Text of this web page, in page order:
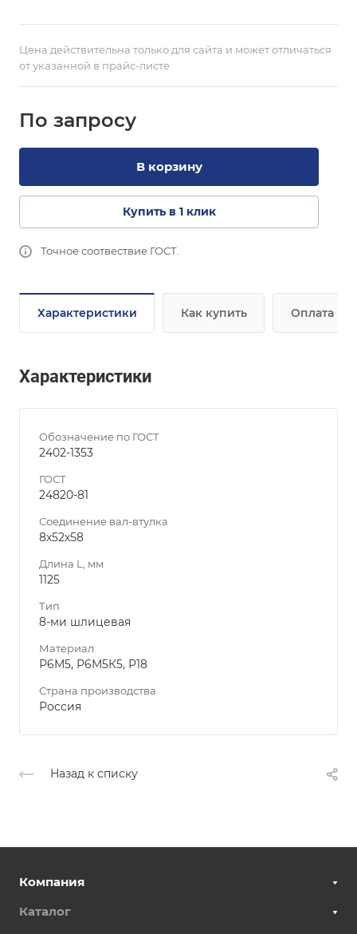
Цена действительна только для сайта и может отличаться
от указанной в прайс-листе
По запросу
В корзину
Купить в 1 клик
Точное соотвествие ГОСТ.
Характеристики Как купить Оплата
Характеристики
Обозначение по ГОСТ
2402-1353
ГОСТ
24820-81
Соединение вал-втулка
8х52х58
Длина L, мм
1125
Тип
8-ми шлицевая
Материал
Р6М5, Р6М5К5, Р18
Страна производства
Россия
Назад к списку
Компания
Каталог